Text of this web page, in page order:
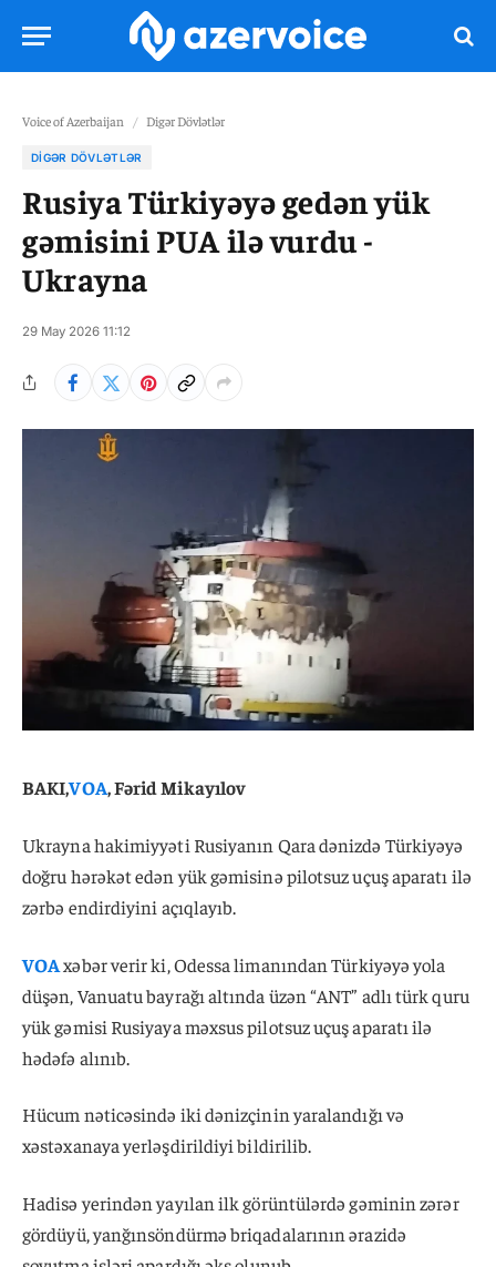
Voice of Azerbaijan / Digər Dövlətlər
DIGƏR DÖVLƏTLƏR
Rusiya Türkiyəyə gedən yük
gəmisini PUA ilə vurdu -
Ukrayna
29 May 2026 11:12
BAKI,VOA, Fərid Mikayılov
Ukrayna hakimiyyəti Rusiyanın Qara dənizdə Türkiyəyə
doğru hərəkət edən yük gəmisinə pilotsuz uçuş aparatı ilə
zərbə endirdiyini açıqlayıb.
VOAxəbər verir ki, Odessa limanından Türkiyəyə yola
düşən, Vanuatu bayrağı altında üzən “ANT” adlı türk quru
yük gəmisi Rusiyaya məxsus pilotsuz uçuş aparatı ilə
hədəfə alınıb.
Hücum nəticəsində iki dənizçinin yaralandığı və
xəstəxanaya yerləşdirildiyi bildirilib.
Hadisə yerindən yayılan ilk görüntülərdə gəminin zərər
gördüyü, yanğınsöndürmə briqadalarının ərazidə